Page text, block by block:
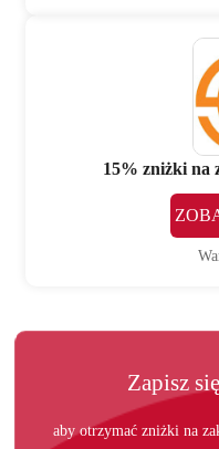
15% zniżki na
Zapisz
aby otrzymać zniżki na